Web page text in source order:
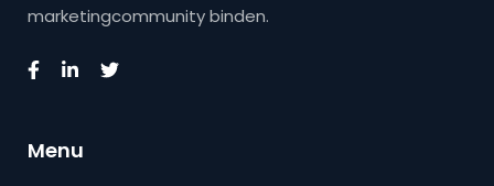
marketingcommunity binden.
Menu